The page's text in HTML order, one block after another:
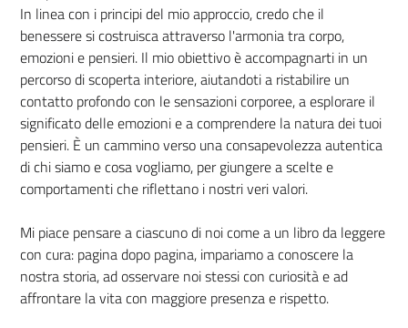
In linea con i principi del mio approccio, credo che il
benessere si costruisca attraverso l'armonia tra corpo,
emozioni e pensieri. Il mio obiettivo è accompagnarti in un
percorso di scoperta interiore, aiutandoti a ristabilire un
contatto profondo con le sensazioni corporee, a esplorare il
significato delle emozioni e a comprendere la natura dei tuoi
pensieri. È un cammino verso una consapevolezza autentica
di chi siamo e cosa vogliamo, per giungere a scelte e
comportamenti che riflettano i nostri veri valori.
Mi piace pensare a ciascuno di noi come a un libro da leggere
con cura: pagina dopo pagina, impariamo a conoscere la
nostra storia, ad osservare noi stessi con curiosità e ad
affrontare la vita con maggiore presenza e rispetto.